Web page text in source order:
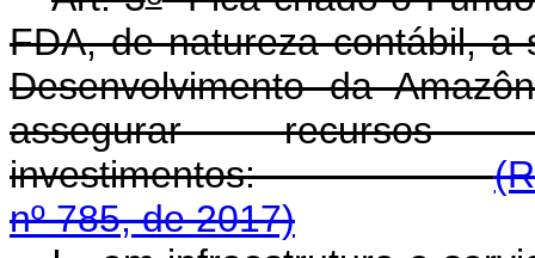
FDA, de natureza contábil, a
Desenvolvimento da
assegurar
investimentos:
nº 785, de 2017)